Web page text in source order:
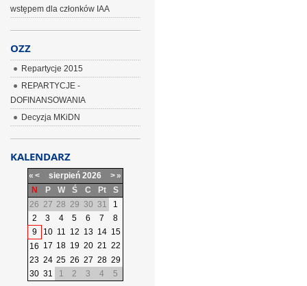
wstępem dla członków IAA
OZZ
Repartycje 2015
REPARTYCJE -
DOFINANSOWANIA
Decyzja MKiDN
KALENDARZ
« < sierpień 2026 >»
N
P W Ś C Pt
S
26 27 28 29 30 31
1
2
3 4 5 6 7
8
9
10 11 12 13 14 15
16 17 18 19 20 21 22
23 24 25 26 27 28 29
30 31 1 2 3 4 5